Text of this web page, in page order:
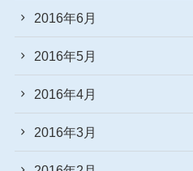
2016年6月
2016年5月
2016年4月
2016年3月